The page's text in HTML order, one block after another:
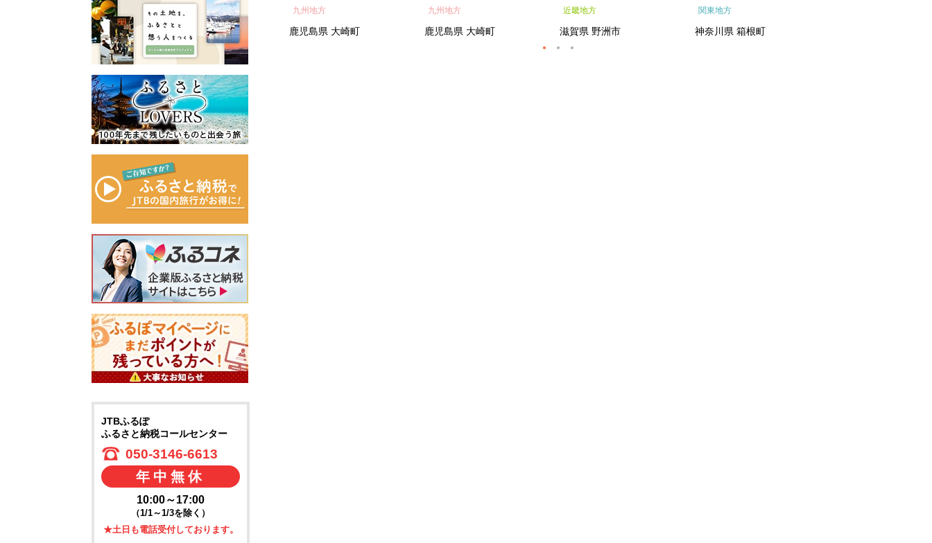
青山剛昌ふるさと館をはじ
め、駅から青山剛昌ふるさ
と館までの約1.4kmを「コナ
ン通り」と名付け、キャラ
クターのブロンズ像やカラ
ーオブジェが点在するなど
「名探偵コナンに会えるま
ち」づくりを進めていま
す。
町を応援していただけるみ
まちづくりを進めていきま
す。
みなさまの応援をよろしく
近畿地方
京都府 京都市
気 おすすめ 鹿児島県 大崎
町 大隅半島 A703
九州地方
鹿児島県 大崎町
り ギフト 人気 おすす
め 鹿児島県 大崎町 大隅半
九州地方
鹿児島県 大崎町
センス フェイシャルトリ
ートメント トリートメン
近畿地方
滋賀県 野洲市
関東地方
神奈川県 箱根町
JTBふるぽ
ふるさと納税コールセンター
050-3146-6613
年中無休
10:00～17:00
（1/1～1/3を除く）
★土日も電話受付しております。